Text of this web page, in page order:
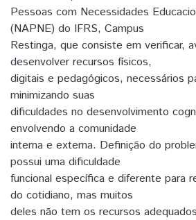
Pessoas com Necessidades
(NAPNE) do IFRS, Campus
Restinga, que consiste em verificar,
desenvolver recursos físicos,
digitais e pedagógicos, necessários
minimizando suas
dificuldades no desenvolvimento
envolvendo a comunidade
interna e externa. Definição do
possui uma dificuldade
funcional específica e diferente para
do cotidiano, mas muitos
deles não tem os recursos